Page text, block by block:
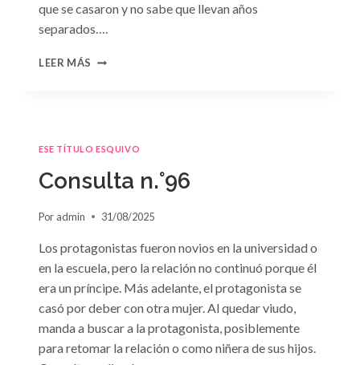
que se casaron y no sabe que llevan años
separados….
LEER MÁS CONSULTA
OLVIDO»
SUSAN
ESE TÍTULO ESQUIVO
Consulta n.°96
Por admin 31/08/2025
Los protagonistas fueron novios en la universidad o
en la escuela, pero la relación no continuó porque él
era un príncipe. Más adelante, el protagonista se
casó por deber con otra mujer. Al quedar viudo,
manda a buscar a la protagonista, posiblemente
para retomar la relación o como niñera de sus hijos.